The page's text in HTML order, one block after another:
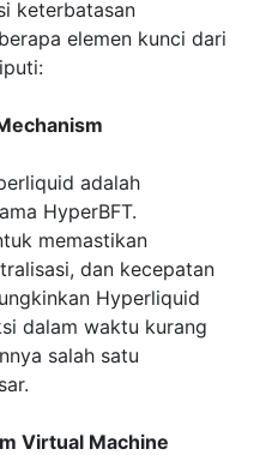
keterbatasan
elemen kunci dari
adalah
HyperBFT.
memastikan
dan kecepatan
Hyperliquid
dalam waktu kurang
salah satu
Virtual Machine